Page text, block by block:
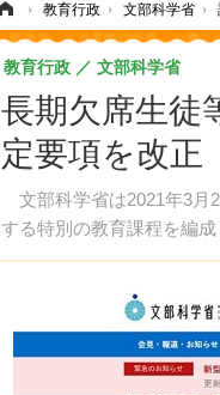
› 教育行政 › 文部科学省 ›
長期欠席生徒
定要項を改正
文部科学省は2021年3月
する特別の教育課程を編
教育行政 文部科学省